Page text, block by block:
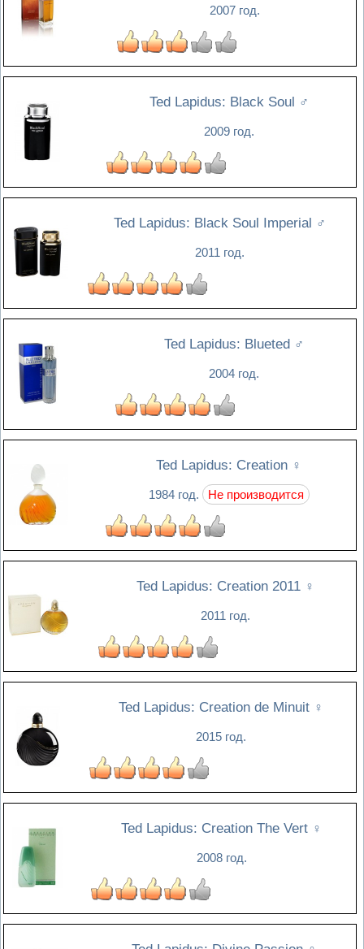
2007 год.
Ted Lapidus: Black Soul ♂
2009 год.
Ted Lapidus: Black Soul Imperial ♂
2011 год.
Ted Lapidus: Blueted ♂
2004 год.
Ted Lapidus: Creation ♀
1984 год. Не производится
Ted Lapidus: Creation 2011 ♀
2011 год.
Ted Lapidus: Creation de Minuit ♀
2015 год.
Ted Lapidus: Creation The Vert ♀
2008 год.